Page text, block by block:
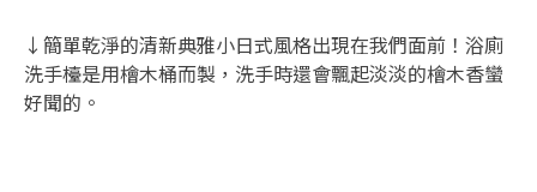
↓簡單乾淨的清新典雅小日式風格出現在我們面前！浴廁
洗手檯是用檜木桶而製，洗手時還會飄起淡淡的檜木香蠻
好聞的。